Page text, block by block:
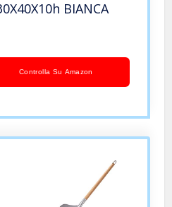
BIANCA
Controlla Su Amazon